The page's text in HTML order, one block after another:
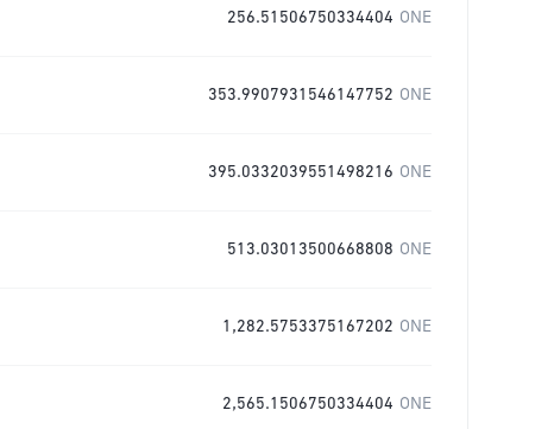
256.51506750334404 ONE
353.9907931546147752 ONE
395.0332039551498216 ONE
513.03013500668808 ONE
1,282.5753375167202 ONE
2,565.1506750334404 ONE